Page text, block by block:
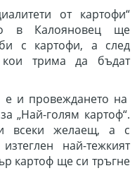
от картофи“
в Калояновец ще
с картофи, а след
трима да бъдат
е и провеждането на
„Най-голям картоф“.
всеки желаещ, а с
най-тежкият
картоф ще си тръгне